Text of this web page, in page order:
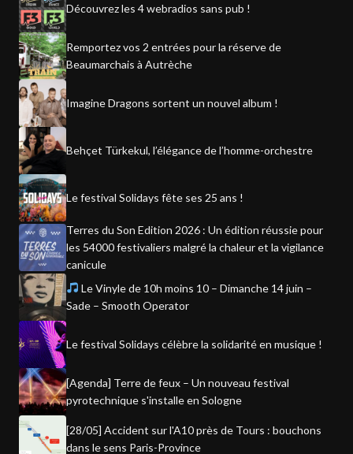
Découvrez les 4 webradios sans pub !
Remportez vos 2 entrées pour la réserve de
Beaumarchais à Autrèche
Imagine Dragons sortent un nouvel album !
Behçet Türkekul, l’élégance de l’homme-orchestre
Le festival Solidays fête ses 25 ans !
Terres du Son Edition 2026 : Un édition réussie pour
les 54000 festivaliers malgré la chaleur et la vigilance
canicule
Le Vinyle de 10h moins 10 – Dimanche 14 juin –
Sade – Smooth Operator
Le festival Solidays célèbre la solidarité en musique !
[Agenda] Terre de feux – Un nouveau festival
pyrotechnique s'installe en Sologne
[28/05] Accident sur l'A10 près de Tours : bouchons
dans le sens Paris-Province